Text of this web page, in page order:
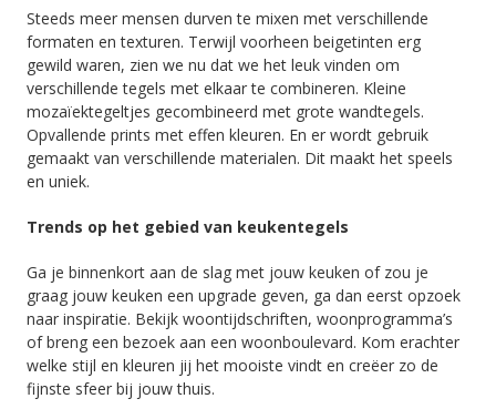
Steeds meer mensen durven te mixen met verschillende
formaten en texturen. Terwijl voorheen beigetinten erg
gewild waren, zien we nu dat we het leuk vinden om
verschillende tegels met elkaar te combineren. Kleine
mozaïektegeltjes gecombineerd met grote wandtegels.
Opvallende prints met effen kleuren. En er wordt gebruik
gemaakt van verschillende materialen. Dit maakt het speels
en uniek.
Trends op het gebied van keukentegels
Ga je binnenkort aan de slag met jouw keuken of zou je
graag jouw keuken een upgrade geven, ga dan eerst opzoek
naar inspiratie. Bekijk woontijdschriften, woonprogramma’s
of breng een bezoek aan een woonboulevard. Kom erachter
welke stijl en kleuren jij het mooiste vindt en creëer zo de
fijnste sfeer bij jouw thuis.